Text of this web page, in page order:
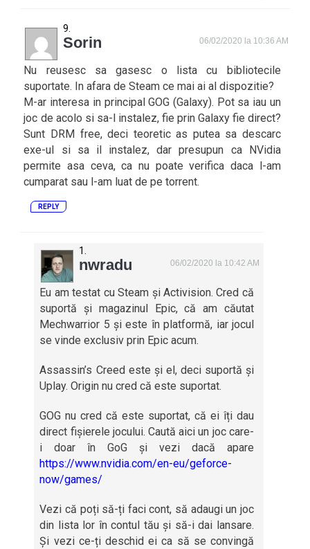
Sorin 06/02/2020 la 10:36 AM
Nu reusesc sa gasesc o lista cu bibliotecile
suportate. In afara de Steam ce mai ai al dispozitie?
M-ar interesa in principal GOG (Galaxy). Pot sa iau un
joc de acolo si sa-l instalez, fie prin Galaxy fie direct?
Sunt DRM free, deci teoretic as putea sa descarc
exe-ul si sa il instalez, dar presupun ca NVidia
permite asa ceva, ca nu poate verifica daca l-am
cumparat sau l-am luat de pe torrent.
REPLY
nwradu 06/02/2020 la 10:42 AM
Eu am testat cu Steam și Activision. Cred că
suportă și magazinul Epic, că am căutat
Mechwarrior 5 și este în platformă, iar jocul
se vinde exclusiv prin Epic acum.
Assassin’s Creed este și el, deci suportă și
Uplay. Origin nu cred că este suportat.
GOG nu cred că este suportat, că ei îți dau
direct fișierele jocului. Caută aici un joc care-
i doar în GoG și vezi dacă apare
https://www.nvidia.com/en-eu/geforce-
now/games/
Vezi că poți să-ți faci cont, să adaugi un joc
din lista lor în contul tău și să-i dai lansare.
Și vezi ce-ți deschid ei ca să se convingă